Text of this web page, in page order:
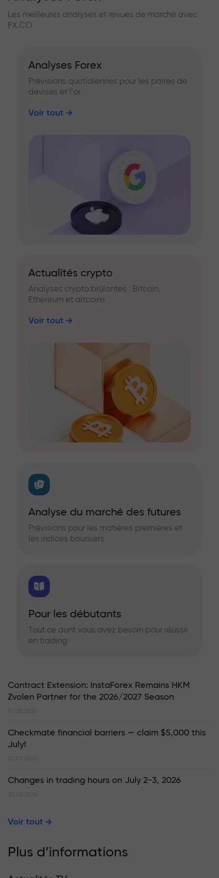
Les meilleures analyses et revues de marché avec
FX.CO
Analyses Forex
Prévisions quotidiennes pour les paires de
devises et l’or
Voir tout
Actualités crypto
Analyses crypto brûlantes : Bitcoin,
Ethereum et altcoins
Voir tout
Analyse du marché des futures
Prévisions pour les matières premières et
les indices boursiers
Pour les débutants
Tout ce dont vous avez besoin pour réussir
en trading
Contract Extension: InstaForex Remains HKM
Zvolen Partner for the 2026/2027 Season
10.08.2026
Checkmate financial barriers — claim $5,000 this
July!
02.07.2026
Changes in trading hours on July 2-3, 2026
30.06.2026
Voir tout
Plus d’informations